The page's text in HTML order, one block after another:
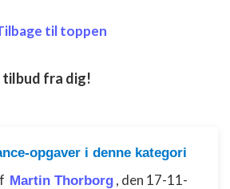
til toppen
fra dig!
opgaver i denne kategori
Martin Thorborg , den 17-11-